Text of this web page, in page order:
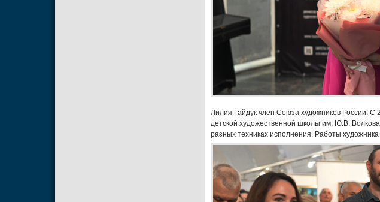
Лилия Гайдук член Союза художников России. С
детской художественной школы им. Ю.В.
разных техниках исполнения. Работы